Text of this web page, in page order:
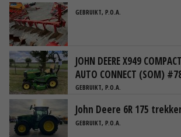
GEBRUIKT, P.O.A.
JOHN DEERE X949
AUTO CONNECT (SOM)
GEBRUIKT, P.O.A.
John Deere 6R 175
GEBRUIKT, P.O.A.